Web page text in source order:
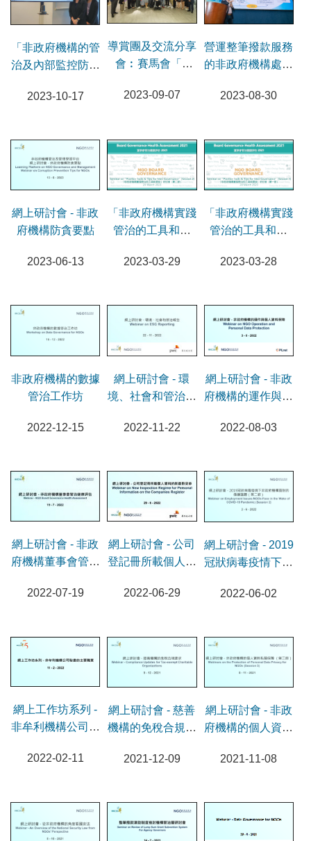
「非政府機構的管
治及內部監控防貪
2023-10-17
導賞團及交流分享
會︰賽馬會「a
及租賃服務
2023-09-07
營運整筆撥款服務
的非政府機構處理
投訴研討會
2023-08-30
網上研討會 - 非政
府機構防貪要點
2023-06-13
「非政府機構實踐
管治的工具和要
節）
2023-03-29
「非政府機構實踐
管治的工具和要
節）
2023-03-28
非政府機構的數據
管治工作坊
2022-12-15
網上研討會 - 環
境、社會和管治報
2022-11-22
網上研討會 - 非政
府機構的運作與個
2022-08-03
網上研討會 - 非政
府機構董事會管治
2022-07-19
網上研討會 - 公司
登記冊所載個人資
2022-06-29
網上研討會 - 2019
冠狀病毒疫情下非
傭議題（第二節）
2022-06-02
網上工作坊系列 -
非牟利機構公司秘
2022-02-11
網上研討會 - 慈善
機構的免稅合規要
2021-12-09
網上研討會 - 非政
府機構的個人資料
節）
2021-11-08